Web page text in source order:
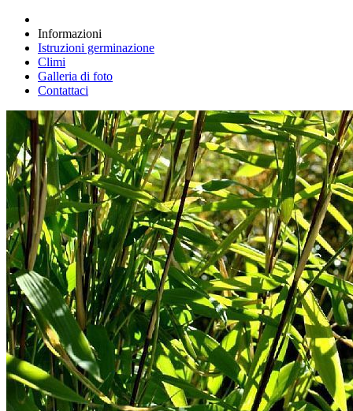
Informazioni
Istruzioni germinazione
Climi
Galleria di foto
Contattaci